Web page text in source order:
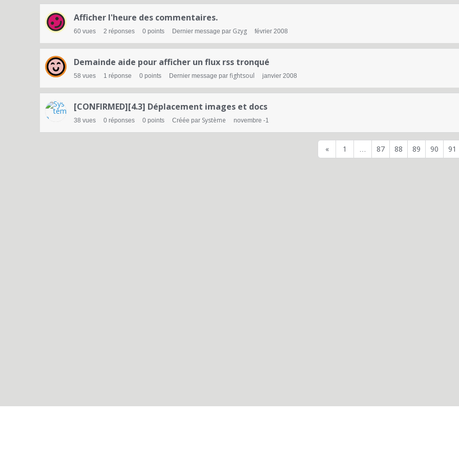
Afficher l'heure des commentaires.
60 vues 2 réponses 0 points Dernier message par Gzyg février 2008
Demainde aide pour afficher un flux rss tronqué
58 vues 1 réponse 0 points Dernier message par fightsoul janvier 2008
[CONFIRMED][4.3] Déplacement images et docs
38 vues 0 réponses 0 points Créée par Système novembre -1
« 1 87 88 89 90 91